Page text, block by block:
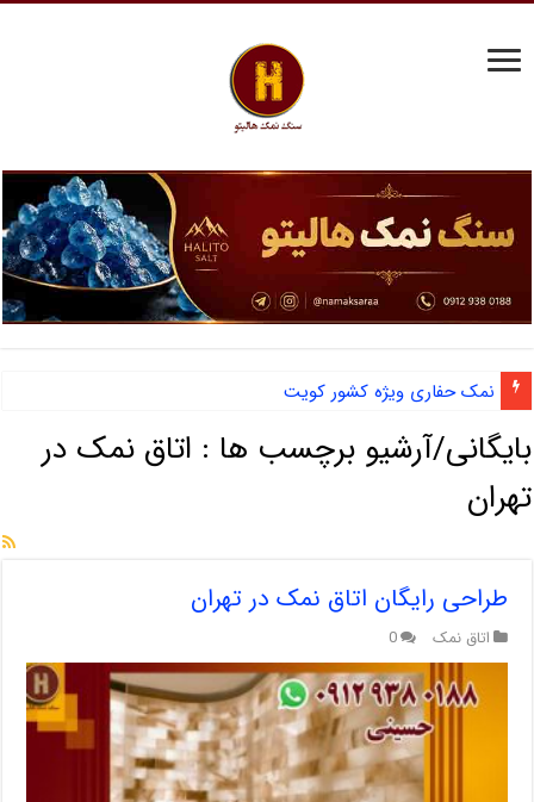
نمک حفاری ویژه کشور کویت
بایگانی/آرشیو برچسب ها : اتاق نمک در
تهران
طراحی رایگان اتاق نمک در تهران
اتاق نمک 0